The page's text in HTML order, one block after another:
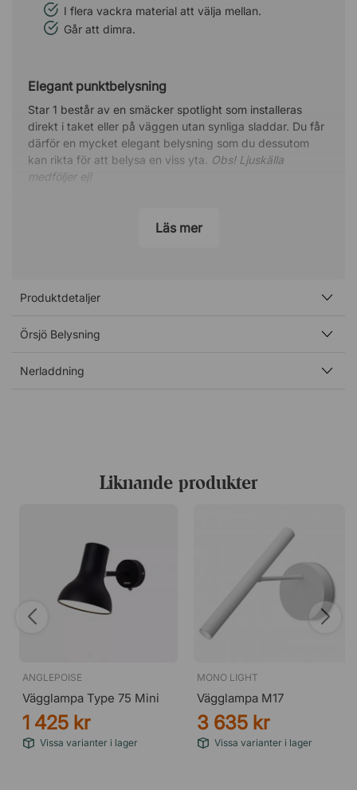
I flera vackra material att välja mellan.
Går att dimra.
Elegant punktbelysning
Star 1 består av en smäcker spotlight som installeras
direkt i taket eller på väggen utan synliga sladdar. Du får
därför en mycket elegant belysning som du dessutom
kan rikta för att belysa en viss yta.
Obs! Ljuskälla
medföljer ej!
Den diskreta takplattan och ljuskällans armatur består
Jonas Bohlin startade sin karriär som byggnadsingenjör
inredningsarkitekt på Konstfack där han tog examen år
möbler och belysning, till porslin och konstföremål, vilket
Läs mer
Produktdetaljer
Örsjö Belysning
Nerladdning
Liknande produkter
ANGLEPOISE
Vägglampa Type 75 Mini
1 425 kr
Vissa varianter i lager
MONO LIGHT
Vägglampa M17
3 635 kr
Vissa varianter i lager